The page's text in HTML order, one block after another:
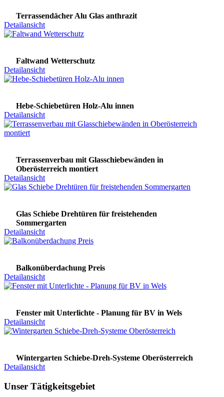
Terrassendächer Alu Glas anthrazit
Detailansicht
Faltwand Wetterschutz
Detailansicht
Hebe-Schiebetüren Holz-Alu innen
Detailansicht
Terrassenverbau mit Glasschiebewänden in
Oberösterreich montiert
Detailansicht
Glas Schiebe Drehtüren für freistehenden
Sommergarten
Detailansicht
Balkonüberdachung Preis
Detailansicht
Fenster mit Unterlichte - Planung für BV in Wels
Detailansicht
Wintergarten Schiebe-Dreh-Systeme Oberösterreich
Detailansicht
Unser Tätigkeitsgebiet